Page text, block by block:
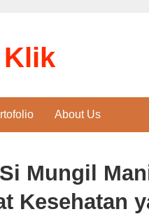
About Us
Mungil
Kesehatan